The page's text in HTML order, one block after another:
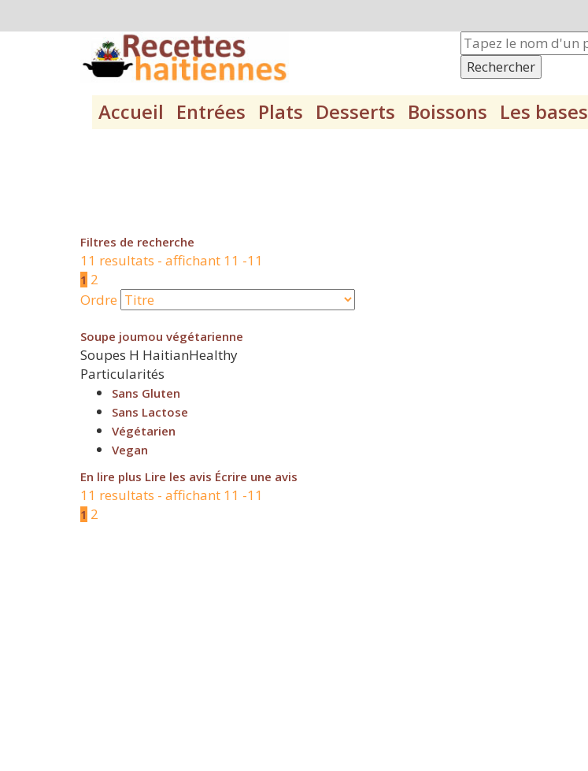
Rechercher
Accueil Entrées Plats Desserts Boissons Les bases
Filtres de recherche
11 resultats - affichant 11 -11
1 2
Ordre
Soupe joumou végétarienne
Soupes H HaitianHealthy
Particularités
Sans Gluten
Sans Lactose
Végétarien
Vegan
En lire plus Lire les avis Écrire une avis
11 resultats - affichant 11 -11
1 2